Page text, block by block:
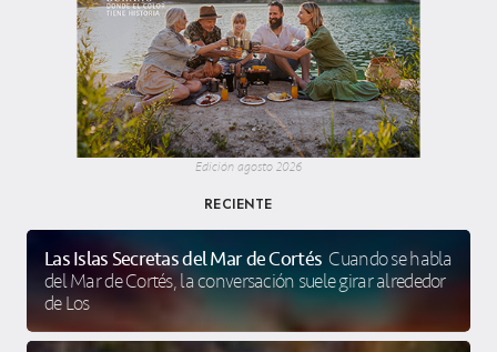
Edición agosto 2026
RECIENTE
Las Islas Secretas del Mar de Cortés Cuando se habla
del Mar de Cortés, la conversación suele girar alrededor
de Los